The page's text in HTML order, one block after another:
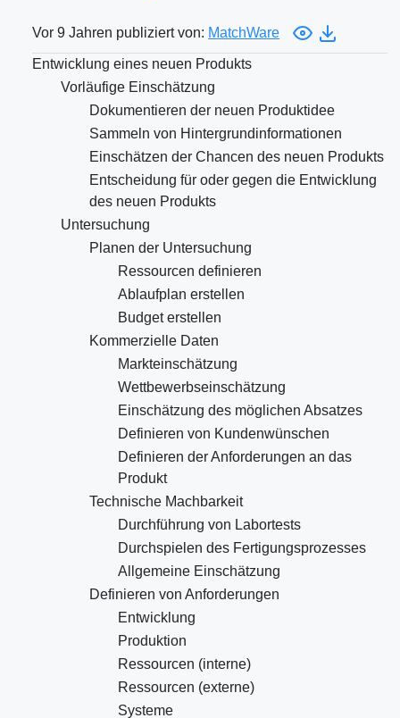
Vor 9 Jahren publiziert von: MatchWare
Entwicklung eines neuen Produkts
Vorläufige Einschätzung
Dokumentieren der neuen Produktidee
Sammeln von Hintergrundinformationen
Einschätzen der Chancen des neuen Produkts
Entscheidung für oder gegen die Entwicklung
des neuen Produkts
Untersuchung
Planen der Untersuchung
Ressourcen definieren
Ablaufplan erstellen
Budget erstellen
Kommerzielle Daten
Markteinschätzung
Wettbewerbseinschätzung
Einschätzung des möglichen Absatzes
Definieren von Kundenwünschen
Definieren der Anforderungen an das
Produkt
Technische Machbarkeit
Durchführung von Labortests
Durchspielen des Fertigungsprozesses
Allgemeine Einschätzung
Definieren von Anforderungen
Entwicklung
Produktion
Ressourcen (interne)
Ressourcen (externe)
Systeme